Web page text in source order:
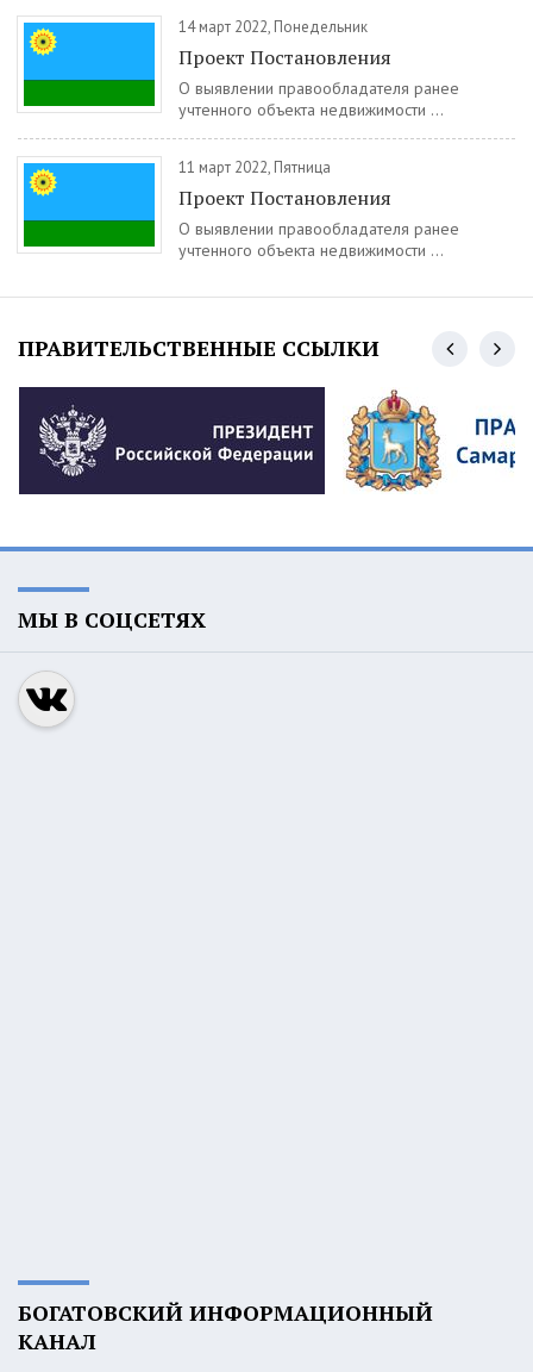
14 март 2022, Понедельник
Проект Постановления
О выявлении правообладателя ранее
учтенного объекта недвижимости ...
11 март 2022, Пятница
Проект Постановления
О выявлении правообладателя ранее
учтенного объекта недвижимости ...
ПРАВИТЕЛЬСТВЕННЫЕ ССЫЛКИ
МЫ В СОЦСЕТЯХ
БОГАТОВСКИЙ ИНФОРМАЦИОННЫЙ
КАНАЛ